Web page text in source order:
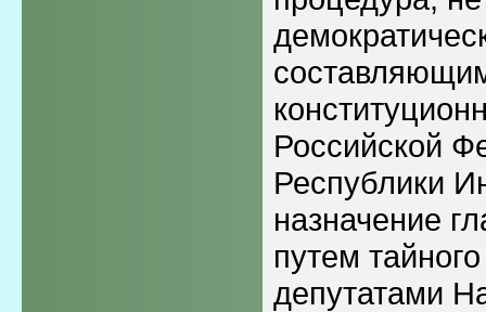
Российской
Республики
назначение
путем
депутатами